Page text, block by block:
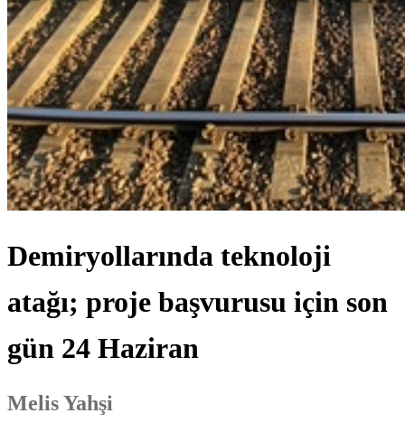
Demiryollarında teknoloji
atağı; proje başvurusu için son
gün 24 Haziran
Melis Yahşi